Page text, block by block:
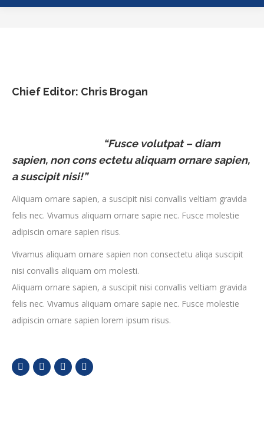
Chief Editor: Chris Brogan
“Fusce volutpat – diam
sapien, non cons ectetu aliquam ornare sapien,
a suscipit nisi!”
Aliquam ornare sapien, a suscipit nisi convallis veltiam gravida
felis nec. Vivamus aliquam ornare sapie nec. Fusce molestie
adipiscin ornare sapien risus.
Vivamus aliquam ornare sapien non consectetu aliqa suscipit
nisi convallis aliquam orn molesti.
Aliquam ornare sapien, a suscipit nisi convallis veltiam gravida
felis nec. Vivamus aliquam ornare sapie nec. Fusce molestie
adipiscin ornare sapien lorem ipsum risus.